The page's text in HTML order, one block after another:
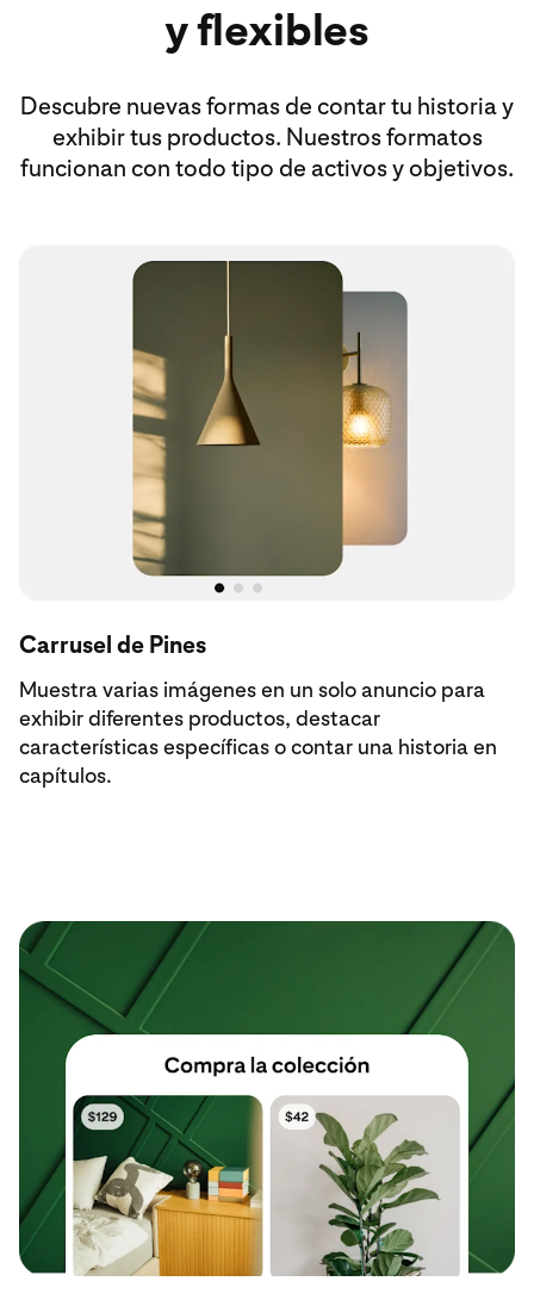
y flexibles
Descubre nuevas formas de contar tu historia y
exhibir tus productos. Nuestros formatos
funcionan con todo tipo de activos y objetivos.
Carrusel de Pines
Muestra varias imágenes en un solo anuncio para
exhibir diferentes productos, destacar
características específicas o contar una historia en
capítulos.